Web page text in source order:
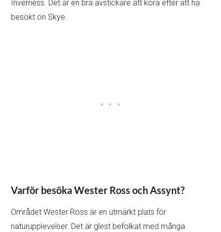
Inverness. Det är en bra avstickare att köra efter att ha
besökt ön Skye.
Varför besöka Wester Ross och Assynt?
Området Wester Ross är en utmärkt plats för
naturupplevelser. Det är glest befolkat med många